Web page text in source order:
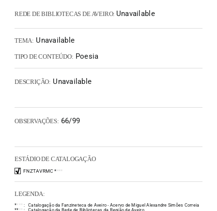
REDE DE BIBLIOTECAS DE AVEIRO: Unavailable
TEMA: Unavailable
TIPO DE CONTEÚDO: Poesia
DESCRIÇÃO: Unavailable
OBSERVAÇÕES: 66/99
ESTÁDIO DE CATALOGAÇÃO
FNZTAVRMC ****
LEGENDA:
** * * :
Catalogação da Fanzineteca de Aveiro - Acervo de Miguel Alexandre Simões Correia
** * * :
Catalogação da Rede de Bibliotecas da Região de Aveiro